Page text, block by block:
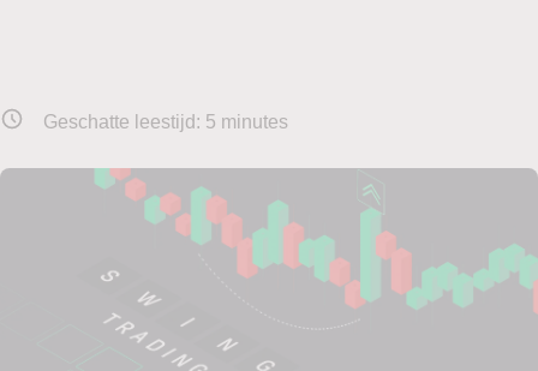
Geschatte leestijd: 5 minutes